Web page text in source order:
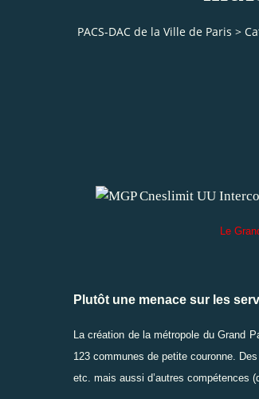
PACS-DAC de la Ville de Paris >
Le
Plutôt une menace sur les
La création de la métropole du Grand
123 communes de petite couronne.
etc. mais aussi d’autres compétences